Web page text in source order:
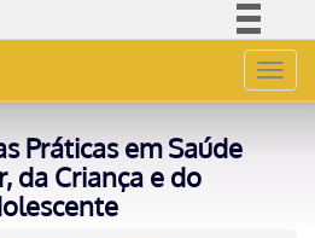
Acesso à informação
Práticas em Saúde
da Criança e do